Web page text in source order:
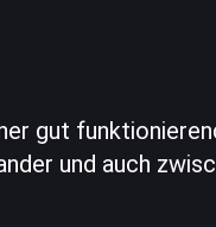
gut
und auch